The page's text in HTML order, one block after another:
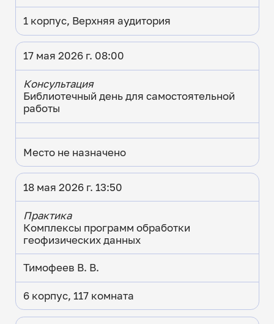
1 корпус, Верхняя аудитория
17 мая 2026 г. 08:00
Консультация
Библиотечный день для самостоятельной
работы
Место не назначено
18 мая 2026 г. 13:50
Практика
Комплексы программ обработки
геофизических данных
Тимофеев В. В.
6 корпус, 117 комната